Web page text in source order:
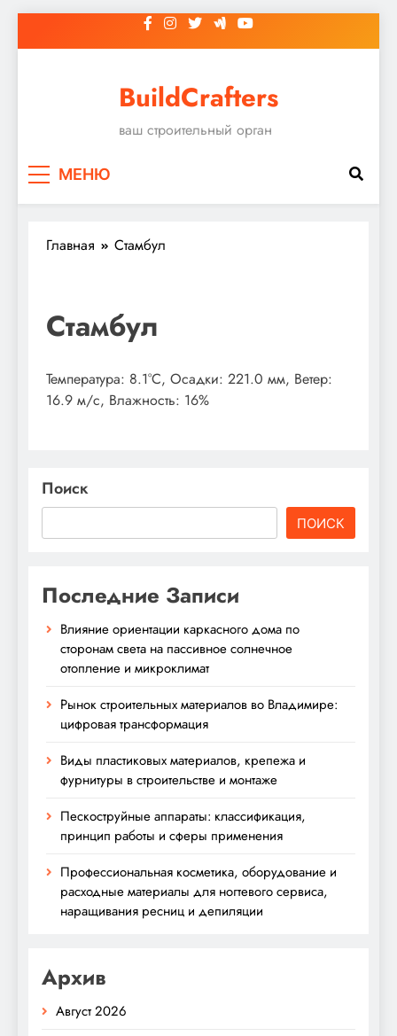
к
BuildCrafters
ваш строительный орган
МЕНЮ
Главная Стамбул
Стамбул
Температура: 8.1°C, Осадки: 221.0 мм, Ветер:
16.9 м/с, Влажность: 16%
Поиск
ПОИСК
Последние Записи
Влияние ориентации каркасного дома по
сторонам света на пассивное солнечное
отопление и микроклимат
Рынок строительных материалов во Владимире:
цифровая трансформация
Виды пластиковых материалов, крепежа и
фурнитуры в строительстве и монтаже
Пескоструйные аппараты: классификация,
принцип работы и сферы применения
Профессиональная косметика, оборудование и
расходные материалы для ногтевого сервиса,
наращивания ресниц и депиляции
Архив
Август 2026